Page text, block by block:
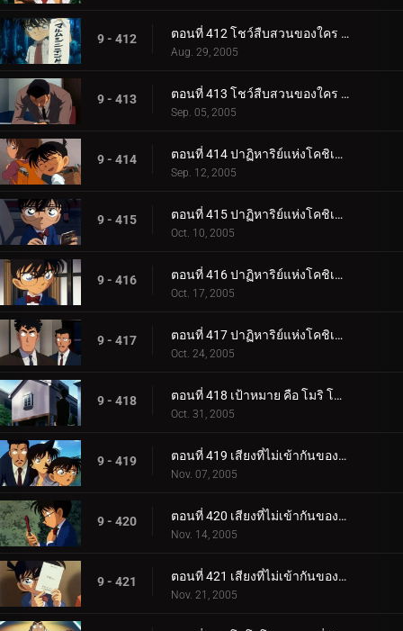
9 - 412 ตอนที่ 412 โชว์สืบสวนของใคร (ตอนแรก)
Aug. 29, 2005
9 - 413 ตอนที่ 413 โชว์สืบสวนของใคร (ตอนจบ)
Sep. 05, 2005
9 - 414 ตอนที่ 414 ปาฏิหาริย์แห่งโคชิเอน ไม่ยอมแพ้ปิศาจที่มองไม่เห็น (ตอนพิเศษ ตอนแรก) ยอดนักสืบจิ๋วโคน_.
Sep. 12, 2005
9 - 415 ตอนที่ 415 ปาฏิหาริย์แห่งโคชิเอน ไม่ยอมแพ้ปิศาจที่มองไม่เห็น (ตอนพิเศษ ตอนที่ 2) ยอดนักสืบจิ๋วโค__.
Oct. 10, 2005
9 - 416 ตอนที่ 416 ปาฏิหาริย์แห่งโคชิเอน ไม่ยอมแพ้ปิศาจที่มองไม่เห็น (ตอนพิเศษ ตอนที่ 3) ยอดนักสืบจิ๋วโค__.
Oct. 17, 2005
9 - 417 ตอนที่ 417 ปาฏิหาริย์แห่งโคชิเอน ไม่ยอมแพ้ปิศาจที่มองไม่เห็น (ตอนพิเศษ ตอนจบ) ยอดนักสืบจิ๋วโคนั_.
Oct. 24, 2005
9 - 418 ตอนที่ 418 เป้าหมาย คือ โมริ โคโกโร่ !
Oct. 31, 2005
9 - 419 ตอนที่ 419 เสียงที่ไม่เข้ากันของสตราดีวาริอุส (เพลงโหมโรง)
Nov. 07, 2005
9 - 420 ตอนที่ 420 เสียงที่ไม่เข้ากันของสตราดีวาริอุส (เพลงท่อนกลาง)
Nov. 14, 2005
9 - 421 ตอนที่ 421 เสียงที่ไม่เข้ากันของสตราดีวาริอุส (เพลงส่งท้าย)
Nov. 21, 2005